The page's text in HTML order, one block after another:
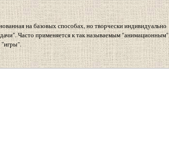
на базовых способах, но творчески индивидуально
Часто применяется к так называемым "анимационным"
"игры".